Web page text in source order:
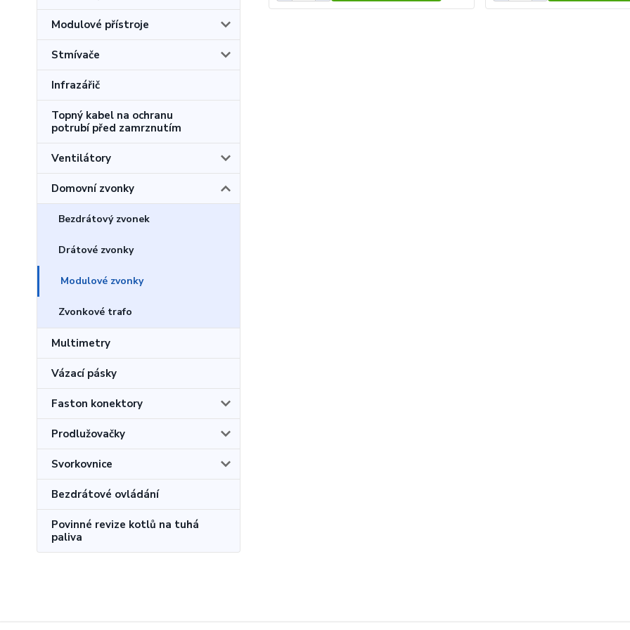
Modulové přístroje
Stmívače
Infrazářič
Topný kabel na ochranu
potrubí před zamrznutím
Ventilátory
Domovní zvonky
Bezdrátový zvonek
Drátové zvonky
Modulové zvonky
Zvonkové trafo
Multimetry
Vázací pásky
Faston konektory
Prodlužovačky
Svorkovnice
Bezdrátové ovládání
Povinné revize kotlů na tuhá
paliva